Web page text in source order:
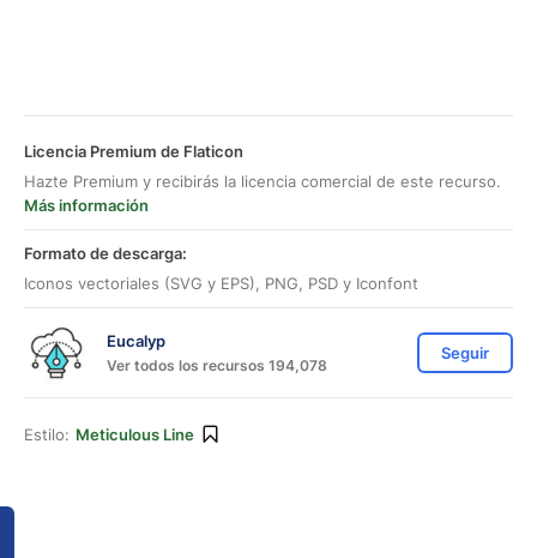
Licencia Premium de Flaticon
Hazte Premium y recibirás la licencia comercial de este recurso.
Más información
Formato de descarga:
Iconos vectoriales (SVG y EPS), PNG, PSD y Iconfont
Eucalyp
Ver todos los recursos 194,078
Seguir
Estilo: Meticulous Line